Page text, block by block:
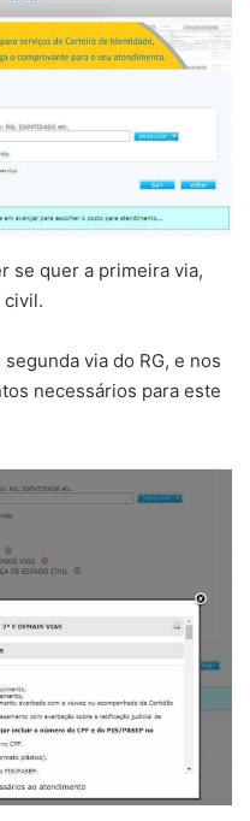
se quer a primeira via,
civil.
via do RG, e nos
necessários para este